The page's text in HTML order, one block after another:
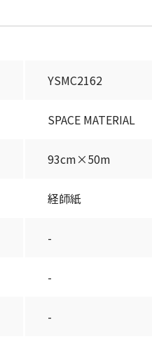
YSMC2162
SPACE MATERIAL
93cm×50m
経師紙
-
-
-